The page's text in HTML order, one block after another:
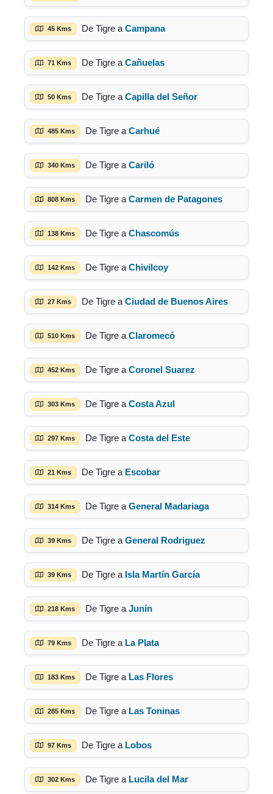
45 Kms De Tigre a Campana
71 Kms De Tigre a Cañuelas
50 Kms De Tigre a Capilla del Señor
485 Kms De Tigre a Carhué
340 Kms De Tigre a Cariló
808 Kms De Tigre a Carmen de Patagones
138 Kms De Tigre a Chascomús
142 Kms De Tigre a Chivilcoy
27 Kms De Tigre a Ciudad de Buenos Aires
510 Kms De Tigre a Claromecó
452 Kms De Tigre a Coronel Suarez
303 Kms De Tigre a Costa Azul
297 Kms De Tigre a Costa del Este
21 Kms De Tigre a Escobar
314 Kms De Tigre a General Madariaga
39 Kms De Tigre a General Rodriguez
39 Kms De Tigre a Isla Martín García
218 Kms De Tigre a Junín
79 Kms De Tigre a La Plata
183 Kms De Tigre a Las Flores
285 Kms De Tigre a Las Toninas
97 Kms De Tigre a Lobos
302 Kms De Tigre a Lucila del Mar